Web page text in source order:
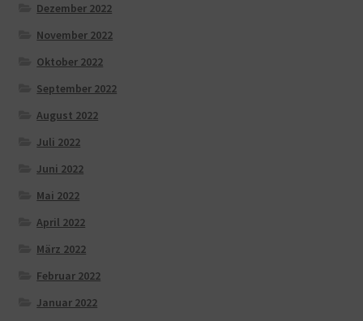
Dezember 2022
November 2022
Oktober 2022
September 2022
August 2022
Juli 2022
Juni 2022
Mai 2022
April 2022
März 2022
Februar 2022
Januar 2022